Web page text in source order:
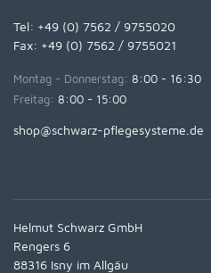
Tel: +49 (0) 7562 / 9755020
Fax: +49 (0) 7562 / 9755021
Montag - Donnerstag: 8:00 - 16:30
Freitag: 8:00 - 15:00
shop@schwarz-pflegesysteme.de
Helmut Schwarz GmbH
Rengers 6
88316 Isny im Allgäu